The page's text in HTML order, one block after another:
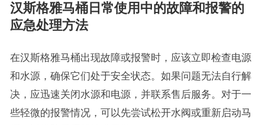
汉斯格雅马桶日常使用中的故障和报警的
应急处理方法
在汉斯格雅马桶出现故障或报警时，应该立即检查电源
和水源，确保它们处于安全状态。如果问题无法自行解
决，应迅速关闭水源和电源，并联系售后服务。对于一
些轻微的报警情况，可以先尝试松开水阀或重新启动马